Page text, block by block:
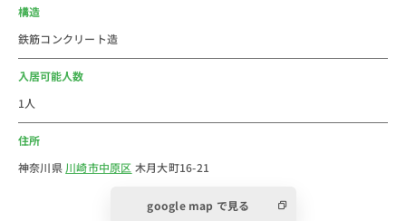
主な駅へのアクセスは横浜駅まで約23分、渋谷駅まで約
22分で行くことができます。
り、利便性の高い一人暮らしにおすすめのベッドタウン
駅周辺には100以上のお店が立ち並ぶ「モトスミ・オズ
点在しており、リーズナブルな価格の個人商店や飲食店
構造
鉄筋コンクリート造
入居可能人数
1人
住所
神奈川県 川崎市中原区 木月大町16-21
google map で見る